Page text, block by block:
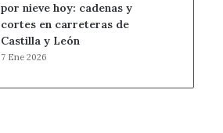
por nieve hoy: cadenas y
cortes en carreteras de
Castilla y León
7 Ene 2026